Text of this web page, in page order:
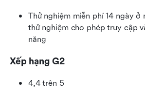
Thử nghiệm miễn phí 14 ngày ở
thử nghiệm cho phép truy cập
năng
Xếp hạng G2
4,4 trên 5